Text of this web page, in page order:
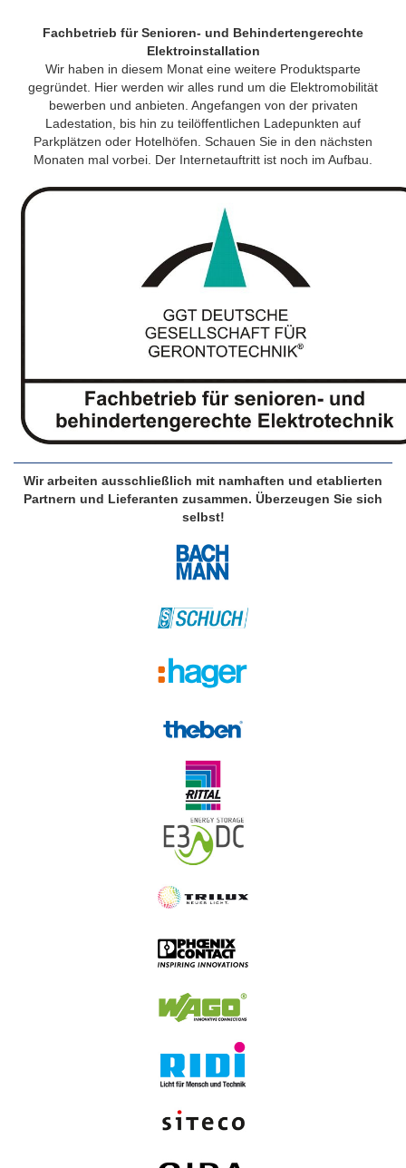
Fachbetrieb für Senioren- und Behindertengerechte
Elektroinstallation
Wir haben in diesem Monat eine weitere Produktsparte
gegründet. Hier werden wir alles rund um die Elektromobilität
bewerben und anbieten. Angefangen von der privaten
Ladestation, bis hin zu teilöffentlichen Ladepunkten auf
Parkplätzen oder Hotelhöfen. Schauen Sie in den nächsten
Monaten mal vorbei. Der Internetauftritt ist noch im Aufbau.
Wir arbeiten ausschließlich mit namhaften und etablierten
Partnern und Lieferanten zusammen. Überzeugen Sie sich
selbst!